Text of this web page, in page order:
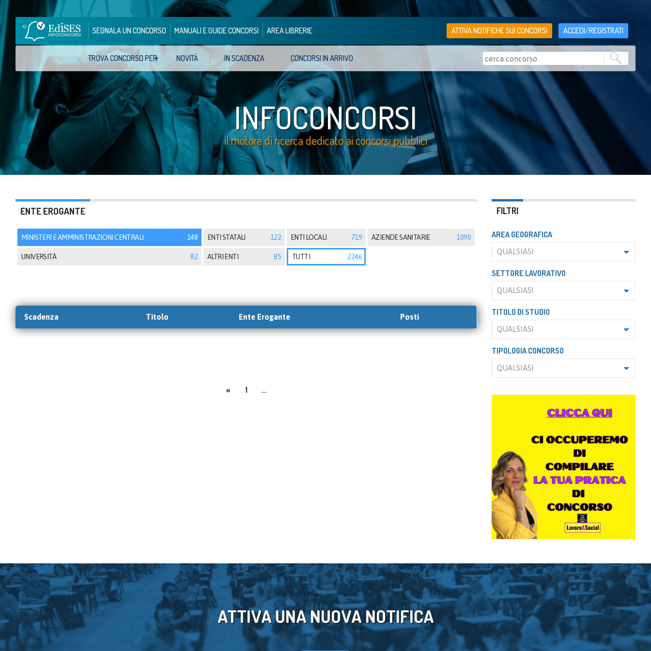
SEGNALA UN CONCORSO MANUALI E GUIDE CONCORSI AREA LIBRERIE ATTIVA NOTIFICHE SUI CONCORSI ACCEDI/REGISTRATI
TROVA CONCORSO PER NOVITÀ IN SCADENZA CONCORSI IN ARRIVO
INFOCONCORSI
il motore di ricerca dedicato ai concorsi pubblici
ENTE EROGANTE
MINISTERI E AMMINISTRAZIONI CENTRALI 148 ENTI STATALI 122 ENTI LOCALI 719 AZIENDE SANITARIE 1090
UNIVERSITÀ 82 ALTRI ENTI 85 TUTTI 2246
Scadenza Titolo Ente Erogante Posti
« 1 ...
FILTRI
AREA GEOGRAFICA
QUALSIASI
SETTORE LAVORATIVO
QUALSIASI
TITOLO DI STUDIO
QUALSIASI
TIPOLOGIA CONCORSO
QUALSIASI
ATTIVA UNA NUOVA NOTIFICA